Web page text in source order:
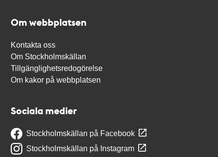
Om webbplatsen
Kontakta oss
Om Stockholmskällan
Tillgänglighetsredogörelse
Om kakor på webbplatsen
Sociala medier
Stockholmskällan på Facebook
Stockholmskällan på Instagram